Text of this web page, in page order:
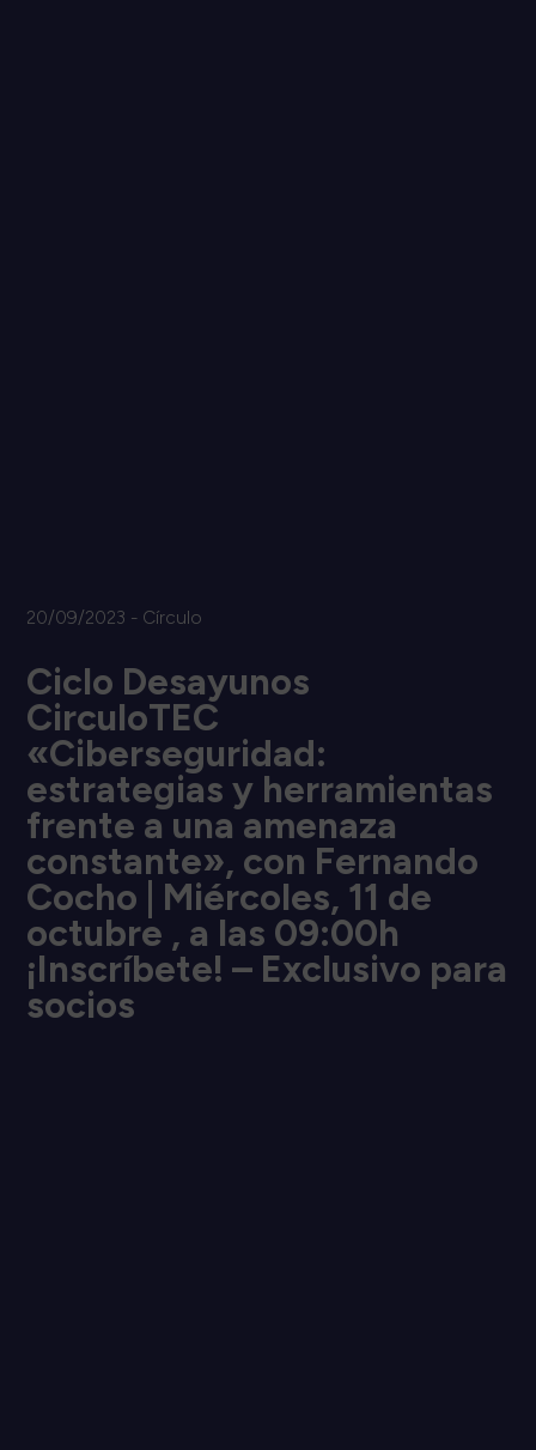
20/09/2023 - Círculo
Ciclo Desayunos
CirculoTEC
«Ciberseguridad:
estrategias y herramientas
frente a una amenaza
constante», con Fernando
Cocho | Miércoles, 11 de
octubre , a las 09:00h
¡Inscríbete! – Exclusivo para
socios